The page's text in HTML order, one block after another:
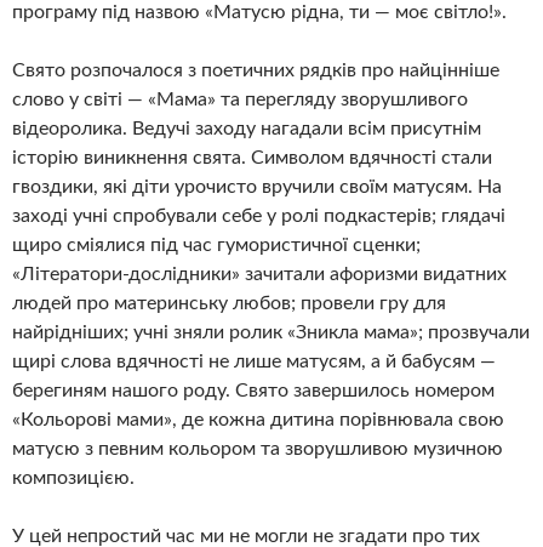
програму під назвою «Матусю рідна, ти — моє світло!».
Свято розпочалося з поетичних рядків про найцінніше
слово у світі — «Мама» та перегляду зворушливого
відеоролика. Ведучі заходу нагадали всім присутнім
історію виникнення свята. Символом вдячності стали
гвоздики, які діти урочисто вручили своїм матусям. На
заході учні спробували себе у ролі подкастерів; глядачі
щиро сміялися під час гумористичної сценки;
«Літератори-дослідники» зачитали афоризми видатних
людей про материнську любов; провели гру для
найрідніших; учні зняли ролик «Зникла мама»; прозвучали
щирі слова вдячності не лише матусям, а й бабусям —
берегиням нашого роду. Свято завершилось номером
«Кольорові мами», де кожна дитина порівнювала свою
матусю з певним кольором та зворушливою музичною
композицією.
У цей непростий час ми не могли не згадати про тих